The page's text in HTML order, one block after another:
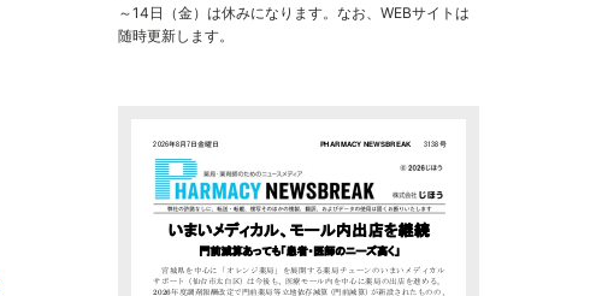
～14日（金）は休みになります。なお、WEBサイトは
随時更新します。